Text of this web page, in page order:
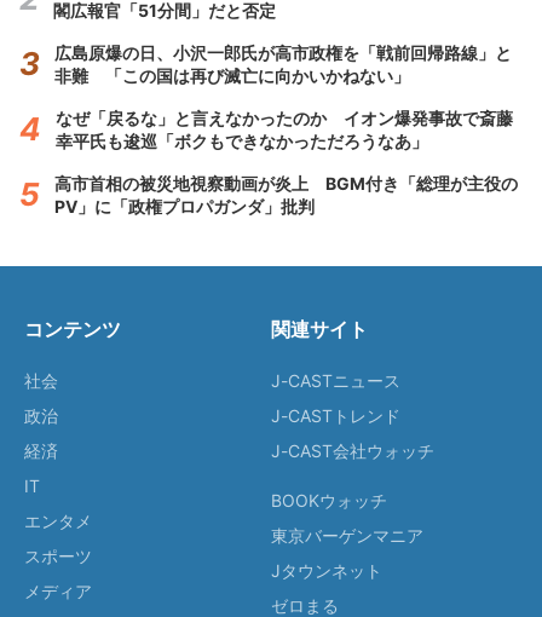
閣広報官「51分間」だと否定
広島原爆の日、小沢一郎氏が高市政権を「戦前回帰路線」と
非難 「この国は再び滅亡に向かいかねない」
なぜ「戻るな」と言えなかったのか イオン爆発事故で斎藤
幸平氏も逡巡「ボクもできなかっただろうなあ」
高市首相の被災地視察動画が炎上 BGM付き「総理が主役の
PV」に「政権プロパガンダ」批判
コンテンツ
社会
政治
経済
IT
エンタメ
スポーツ
メディア
関連サイト
J-CASTニュース
J-CASTトレンド
J-CAST会社ウォッチ
BOOKウォッチ
東京バーゲンマニア
Jタウンネット
ゼロまる